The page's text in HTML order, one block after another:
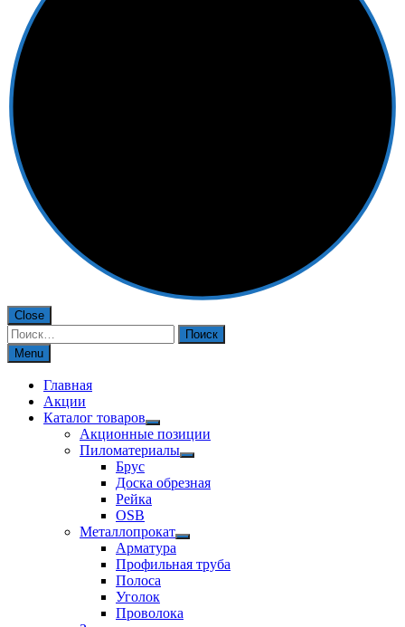
Close
Найти:
Menu
Главная
Акции
Каталог товаров
Акционные позиции
Пиломатериалы
Брус
Доска обрезная
Рейка
OSB
Металлопрокат
Арматура
Профильная труба
Полоса
Уголок
Проволока